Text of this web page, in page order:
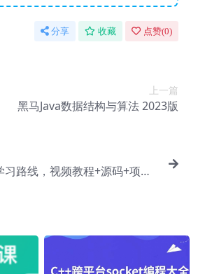
分享 收藏 点赞(0)
上一篇
黑马Java数据结构与算法 2023版
路线，视频教程+源码+项目